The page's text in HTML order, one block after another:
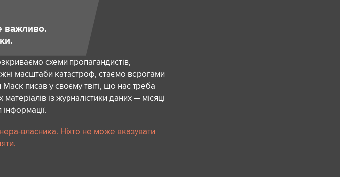
важливо.
схеми пропагандистів,
масштаби катастроф, стаємо ворогами
писав у своєму твіті, що нас треба
із журналістики даних — місяці
власника. Ніхто не може вказувати